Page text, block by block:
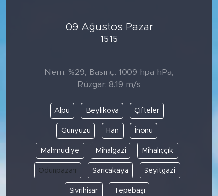
09 Ağustos Pazar
15:15
Nem: %29, Basınç: 1009 hpa hPa,
Rüzgar: 8.19 m/s
Alpu Beylikova Çifteler
Günyüzü Han İnönü
Mahmudiye Mihalgazi Mihalıççık
Odunpazarı Sarıcakaya Seyitgazi
Sivrihisar Tepebaşı